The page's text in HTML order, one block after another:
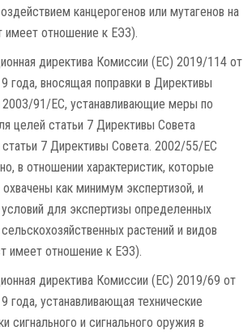
канцерогенов или мутагенов на
имеет отношение к ЕЭЗ).
директива Комиссии (ЕС) 2019/114 от
года, вносящая поправки в Директивы
91/EC, устанавливающие меры по
целей статьи 7 Директивы Совета
7 Директивы Совета. 2002/55/EC
в отношении характеристик, которые
как минимум экспертизой, и
для экспертизы определенных
растений и видов
имеет отношение к ЕЭЗ).
директива Комиссии (ЕС) 2019/69 от
года, устанавливающая технические
сигнального и сигнального оружия в